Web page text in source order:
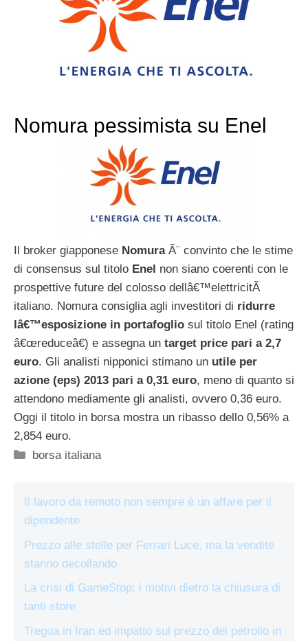
Nomura pessimista su Enel
Il broker giapponese NomuraÃ¨ convinto che le stime
di consensus sul titolo Enel non siano coerenti con le
prospettive future del colosso dellâ€™elettricitÃ
italiano. Nomura consiglia agli investitori di ridurre
lâ€™esposizione in portafoglio sul titolo Enel (rating
â€œreduceâ€) e assegna un target price pari a 2,7
euro. Gli analisti nipponici stimano un utile per
azione (eps) 2013 pari a 0,31 euro, meno di quanto si
attendono mediamente gli analisti, ovvero 0,36 euro.
Oggi il titolo in borsa mostra un ribasso dello 0,56% a
2,854 euro.
Categorie
borsa italiana
Il lavoro da remoto non sempre è un affare per il
dipendente
Prezzo alle stelle per Ferrari Luce, ma la vendite
stanno decollando
La crisi di GameStop: i motivi dietro la chiusura di
tanti store
Tregua in Iran ed impatto sul prezzo del petrolio in